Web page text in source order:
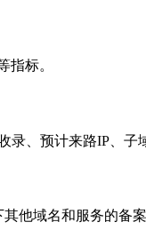
指标。
、预计来路IP、子
他域名和服务的备案